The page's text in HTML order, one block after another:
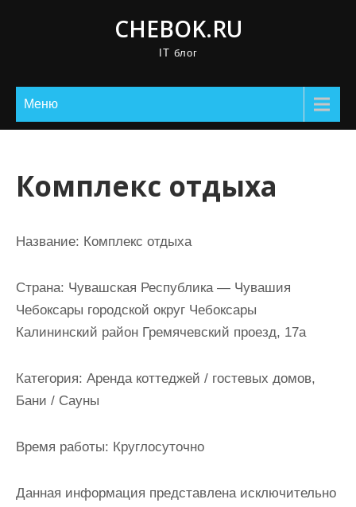
CHEBOK.RU
IT блог
Меню
Комплекс отдыха
Название: Комплекс отдыха
Страна: Чувашская Республика — Чувашия
Чебоксары городской округ Чебоксары
Калининский район Гремячевский проезд, 17а
Категория: Аренда коттеджей / гостевых домов,
Бани / Сауны
Время работы: Круглосуточно
Данная информация представлена исключительно